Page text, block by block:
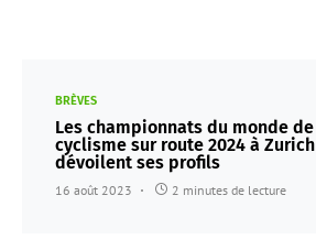
BRÈVES
Les championnats du monde de
cyclisme sur route 2024 à Zurich
dévoilent ses profils
16 août 2023 2 minutes de lecture